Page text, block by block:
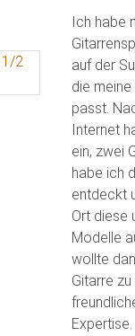
Ich habe
auf der
die
passt.
Internet
ein, zwei
habe ich
entdeckt
Ort diese
Modelle
wollte
Gitarre zu